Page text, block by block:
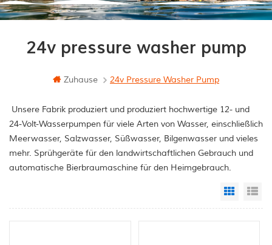
24v pressure washer pump
Zuhause 24v Pressure Washer Pump
Unsere Fabrik produziert und produziert hochwertige 12- und
24-Volt-Wasserpumpen für viele Arten von Wasser, einschließlich
Meerwasser, Salzwasser, Süßwasser, Bilgenwasser und vieles
mehr. Sprühgeräte für den landwirtschaftlichen Gebrauch und
automatische Bierbraumaschine für den Heimgebrauch.
Grid